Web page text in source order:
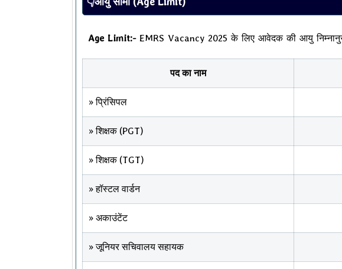
Age Limit:-EMRS Vacancy 2025 के लिए आवेदक की आयु
पद का नाम
» प्रिंसिपल
» शिक्षक (PGT)
» शिक्षक (TGT)
» हॉस्टल वार्डन
» अकाउंटेंट
» जूनियर सचिवालय सहायक